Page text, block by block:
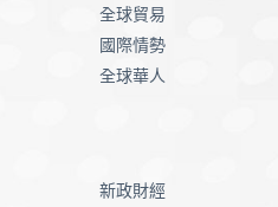
全球貿易
國際情勢
全球華人
新政財經